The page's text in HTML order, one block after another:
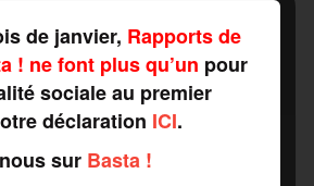
t
t
a
i
l
s
s
P
a
r
de janvier, Rapports de
! ne font plus qu’un pour
sociale au premier
déclaration ICI.
sur Basta !